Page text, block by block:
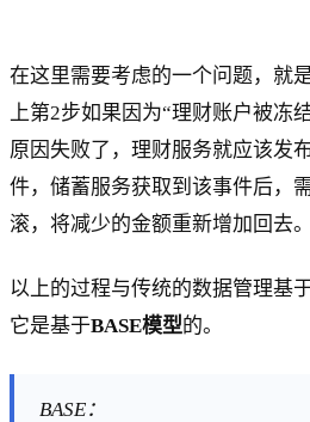
在这里需要考虑的一个问题，就
上第2步如果因为“理财账户被冻
原因失败了，理财服务就应该发
件，储蓄服务获取到该事件后，
滚，将减少的金额重新增加回去。
以上的过程与传统的数据管理基
它是基于BASE模型的。
BASE：